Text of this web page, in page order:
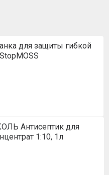
для защиты гибкой
Антисептик для
1:10, 1л